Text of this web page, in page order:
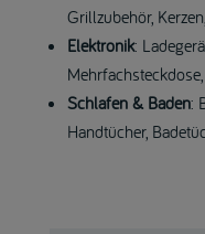
Grillzubehör,
Elektronik:
Schlafen & Baden:
Handtücher,